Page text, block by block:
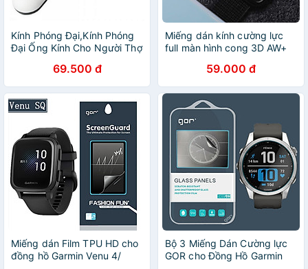
Kính Phóng Đại,Kính Phóng
Đại Ống Kính Cho Người Thợ
hàng nhập khẩu )
69.500 đ
Miếng dán kính cường lực
full màn hình cong 3D AW+
chính hãng59.000 đ
Miếng dán Film TPU HD cho
đồng hồ Garmin Venu 4/
Bộ 3 Miếng Dán Cường lực
GOR cho Đồng Hồ Garmin